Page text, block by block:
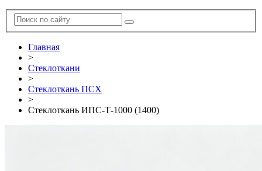
Главная
>
Стеклоткани
>
Стеклоткань ПСХ
>
Стеклоткань ИПС-Т-1000 (1400)